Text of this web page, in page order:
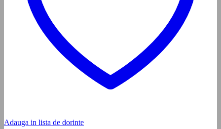
Adauga in lista de dorinte